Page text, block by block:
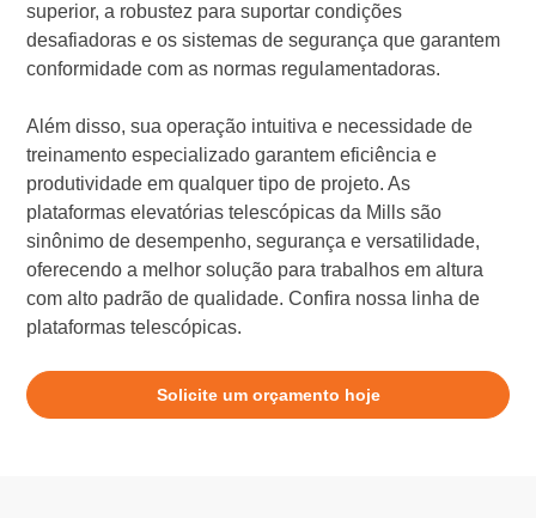
superior, a robustez para suportar condições
desafiadoras e os sistemas de segurança que garantem
conformidade com as normas regulamentadoras.
Além disso, sua operação intuitiva e necessidade de
treinamento especializado garantem eficiência e
produtividade em qualquer tipo de projeto. As
plataformas elevatórias telescópicas da Mills são
sinônimo de desempenho, segurança e versatilidade,
oferecendo a melhor solução para trabalhos em altura
com alto padrão de qualidade. Confira nossa linha de
plataformas telescópicas.
Solicite um orçamento hoje